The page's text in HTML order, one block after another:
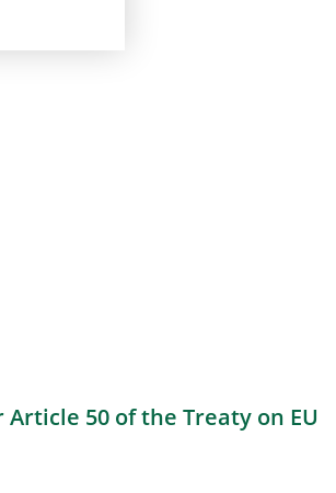
50 of the Treaty on EU